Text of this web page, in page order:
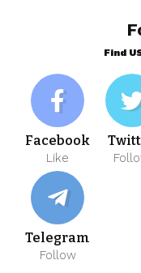
Find
Facebook
Like
Telegram
Follow